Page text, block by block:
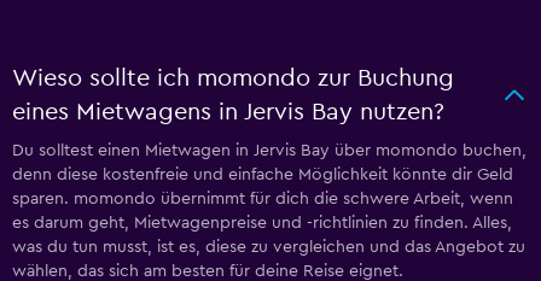
Wieso sollte ich momondo zur Buchung
eines Mietwagens in Jervis Bay nutzen?
Du solltest einen Mietwagen in Jervis Bay über momondo buchen,
denn diese kostenfreie und einfache Möglichkeit könnte dir Geld
sparen. momondo übernimmt für dich die schwere Arbeit, wenn
es darum geht, Mietwagenpreise und -richtlinien zu finden. Alles,
was du tun musst, ist es, diese zu vergleichen und das Angebot zu
wählen, das sich am besten für deine Reise eignet.